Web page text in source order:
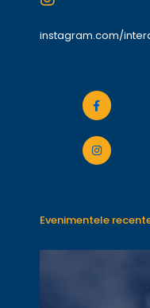
instagram.com/
Evenimentele